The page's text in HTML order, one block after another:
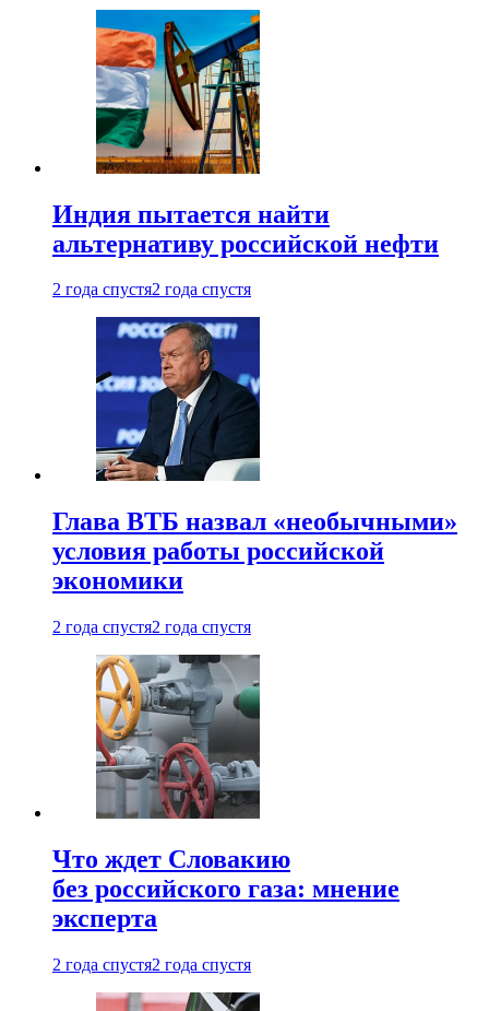
Индия пытается найти
альтернативу российской нефти
2 года спустя2 года спустя
Глава ВТБ назвал «необычными»
условия работы российской
экономики
2 года спустя2 года спустя
Что ждет Словакию
без российского газа: мнение
эксперта
2 года спустя2 года спустя